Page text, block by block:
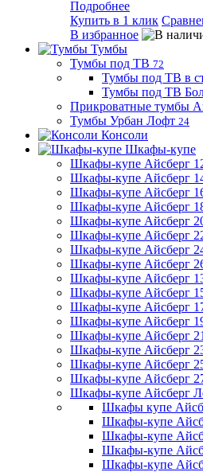
Подробнее
Купить в 1 клик
В избранное
Тумбы
Тумбы под ТВ 72
Тумбы под ТВ в
Тумбы под ТВ
Прикроватные тумбы
Тумбы Урбан Лофт 24
Консоли
Шкафы-купе
Шкафы-купе Айсберг
Шкафы-купе Айсберг
Шкафы-купе Айсберг
Шкафы-купе Айсберг
Шкафы-купе Айсберг
Шкафы-купе Айсберг
Шкафы-купе Айсберг
Шкафы-купе Айсберг
Шкафы-купе Айсберг
Шкафы-купе Айсберг
Шкафы-купе Айсберг
Шкафы-купе Айсберг
Шкафы-купе Айсберг
Шкафы-купе Айсберг
Шкафы-купе Айсберг
Шкафы-купе Айсберг
Шкафы-купе Айсберг
Шкафы купе
Шкафы-купе
Шкафы-купе
Шкафы-купе
Шкафы-купе